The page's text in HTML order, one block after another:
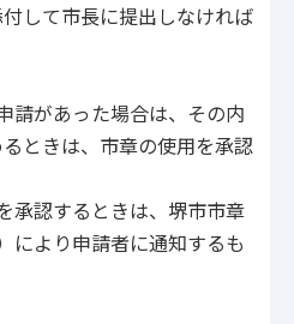
して市長に提出しなければ
があった場合は、その内
ときは、市章の使用を承認
認するときは、堺市市章
により申請者に通知するも